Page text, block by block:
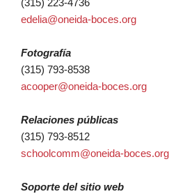
(315) 223-4736
edelia@oneida-boces.org
Fotografía
(315) 793-8538
acooper@oneida-boces.org
Relaciones públicas
(315) 793-8512
schoolcomm@oneida-boces.org
Soporte del sitio web